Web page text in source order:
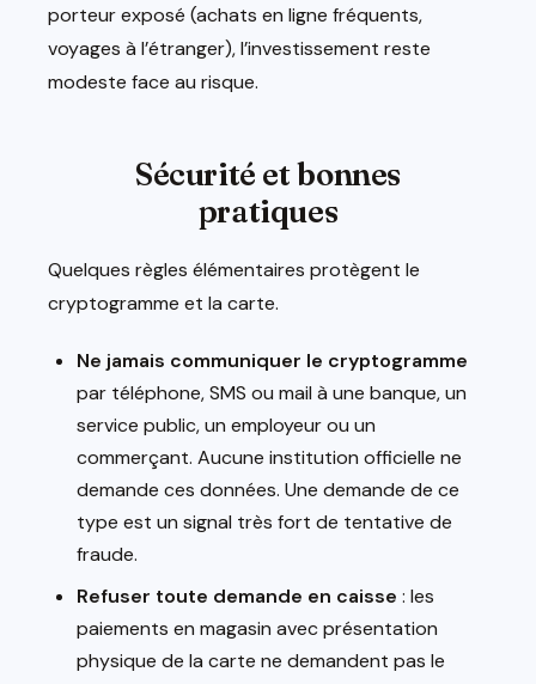
porteur exposé (achats en ligne fréquents,
voyages à l’étranger), l’investissement reste
modeste face au risque.
Sécurité et bonnes
pratiques
Quelques règles élémentaires protègent le
cryptogramme et la carte.
Ne jamais communiquer le cryptogramme
par téléphone, SMS ou mail à une banque, un
service public, un employeur ou un
commerçant. Aucune institution officielle ne
demande ces données. Une demande de ce
type est un signal très fort de tentative de
fraude.
Refuser toute demande en caisse : les
paiements en magasin avec présentation
physique de la carte ne demandent pas le